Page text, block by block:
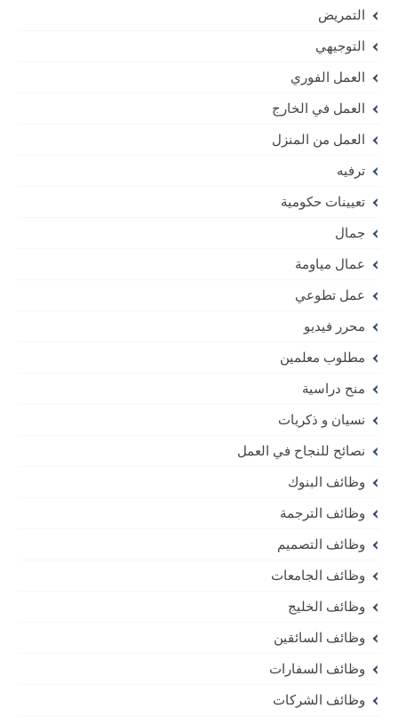
التمريض
التوجيهي
العمل الفوري
العمل في الخارج
العمل من المنزل
ترفيه
تعيينات حكومية
جمال
عمال مياومة
عمل تطوعي
محرر فيديو
مطلوب معلمين
منح دراسية
نسيان و ذكريات
نصائح للنجاح في العمل
وظائف البنوك
وظائف الترجمة
وظائف التصميم
وظائف الجامعات
وظائف الخليج
وظائف السائقين
وظائف السفارات
وظائف الشركات